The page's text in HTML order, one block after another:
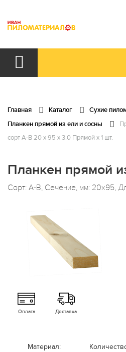
Главная Каталог Сухие
Планкен прямой из ели и сосны
сорт А-В 20 x 95 x 3.0 Прямой x 1 шт.
Планкен прямой
Сорт: А-В, Сечение, мм: 20x95,
Оплата Доставка
Материал: